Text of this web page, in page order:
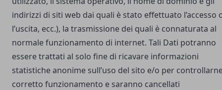
indirizzi di siti web dai quali è stato effettuato l’accesso
l’uscita, ecc.), la trasmissione dei quali è connaturata al
normale funzionamento di internet. Tali Dati potranno
essere trattati al solo fine di ricavare informazioni
statistiche anonime sull’uso del sito e/o per
corretto funzionamento e saranno cancellati